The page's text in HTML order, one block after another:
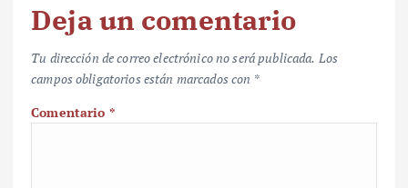
Deja un comentario
Tu dirección de correo electrónico no será publicada. Los
campos obligatorios están marcados con *
Comentario *